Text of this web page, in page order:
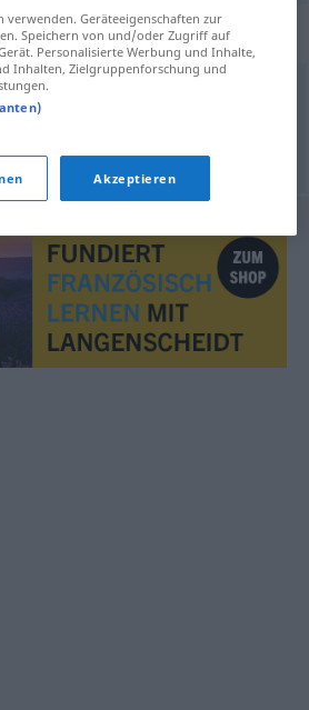
für "Aufforstung"
verwenden. Geräteeigenschaften zur
Speichern von und/oder Zugriff auf
Personalisierte Werbung und Inhalte,
Inhalten, Zielgruppenforschung und
Akzeptieren